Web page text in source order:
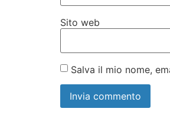
Sito web
Salva il mio nome,